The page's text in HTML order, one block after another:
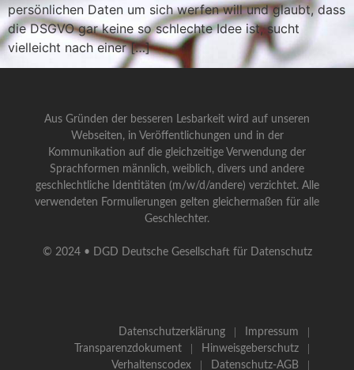
persönlichen Daten um sich werfen will und glaubt, dass
die DSGVO gar keine so schlechte Idee ist, sucht
vielleicht nach einer […]
Aus Gründen der besseren Lesbarkeit wird auf unseren
Webseiten, in Veröffentlichungen und in der
Kommunikation auf die gleichzeitige Verwendung der
Sprachformen männlich, weiblich, divers und andere
geschlechtliche Identitäten (m/w/d/andere) verzichtet. Alle
verwendeten Formulierungen gelten gleichermaßen für alle
Geschlechter.
© 2024 • DGD Deutsche Gesellschaft für Datenschutz
Datenschutzerklärung
Impressum
Transparenzdokument
Hinweisgeberschutz
Verhaltenscodex
Datenschutz-AGB